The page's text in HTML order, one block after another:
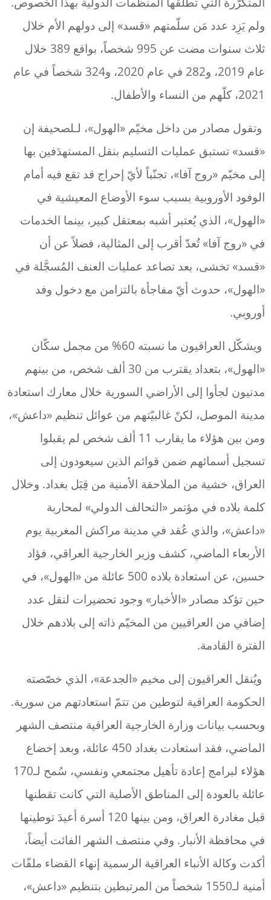
ولم يَزِد عدد مَن سلّمتهم «قسد» إلى دولهم الأم خلال
ثلاث سنوات مضت عن 995 شخصاً، بواقع 389 خلال
عام 2019، و282 في عام 2020، و324 شخصاً في عام
2021، كلّهم من النساء والأطفال.
وتقول مصادر من داخل مخيّم «الهول»، لـلصحيفة إن
«قسد» تستبق عمليات التسليم بنقل المستهدَفين بها
إلى مخيّم «روج آفا»، تجنّباً لأيّ إحراج قد تقع فيه أمام
الوفود الأوروبية بسبب سوء الأوضاع المعيشية في
«الهول»، الذي يُعتبر أشبه بمعتقل كبير، بينما الخدمات
في «روج آفا» تُعدّ أقرب إلى المثالية، فضلاً عن أن
«قسد» تخشى، بعد تصاعد عمليات العنف المُسجَّلة في
«الهول»، حدوث أيّ مفاجأة بالتزامن مع دخول وفد
أوروبي.
ويشكّل العراقيون ما نسبته 60% من مجمل سكّان
«الهول»، بتعداد يقترب من 30 ألف شخص، من بينهم
مدنيون لجأوا إلى الأراضي السورية خلال معارك استعادة
مدينة الموصل، لكنّ غالبيّتهم من عوائل تنظيم «داعش»،
ومن بين هؤلاء ما يقارب 11 ألف شخص لم يقبلوا
تسجيل أسمائهم ضمن قوائم الذين سيعودون إلى
العراق، خشية من الملاحقة الأمنية من قِبَل بغداد. وخلال
كلمة بلاده في مؤتمر «التحالف الدولي» لمحاربة
«داعش»، والذي عُقد في مدينة مراكش المغربية يوم
الأربعاء الماضي، كشف وزير الخارجية العراقي، فؤاد
حسين، عن استعادة بلاده 500 عائلة من «الهول»، في
حين تؤكد مصادر «الأخبار» وجود تحضيرات لنقل عدد
إضافي من العراقيين من المخيّم ذاته إلى بلادهم خلال
الفترة القادمة.
ويُنقل العراقيون إلى مخيم «الجدعة»، الذي خصّصته
الحكومة العراقية لتوطين من تتمّ استعادتهم من سورية.
وبحسب بيانات وزارة الخارجية العراقية منتصف الشهر
الماضي، فقد استعادت بغداد 450 عائلة، وبعد إخضاع
هؤلاء لبرامج إعادة تأهيل مجتمعي ونفسي، سُمح لـ170
عائلة بالعودة إلى المناطق الأصلية التي كانت تقطنها
قبل مغادرة العراق، ومن بينها 120 أسرة أعيدَ توطينها
في محافظة الأنبار. وفي منتصف الشهر الفائت أيضاً،
أكدت وكالة الأنباء العراقية الرسمية إنهاء القضاء ملفّات
أمنية لـ1550 شخصاً من المرتبطين بتنظيم «داعش»،